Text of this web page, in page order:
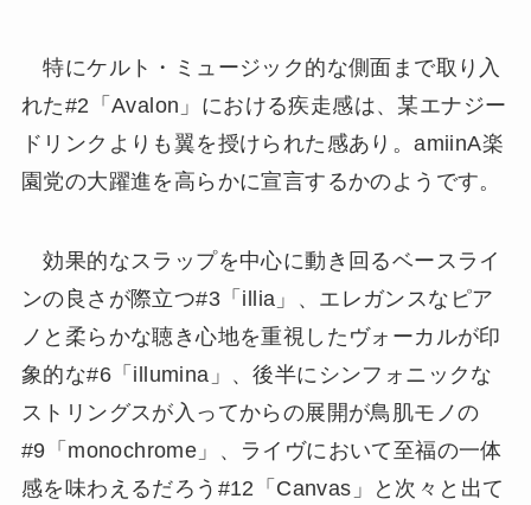
特にケルト・ミュージック的な側面まで取り入
れた#2「Avalon」における疾走感は、某エナジー
ドリンクよりも翼を授けられた感あり。amiinA楽
園党の大躍進を高らかに宣言するかのようです。
効果的なスラップを中心に動き回るベースライ
ンの良さが際立つ#3「illia」、エレガンスなピア
ノと柔らかな聴き心地を重視したヴォーカルが印
象的な#6「illumina」、後半にシンフォニックな
ストリングスが入ってからの展開が鳥肌モノの
#9「monochrome」、ライヴにおいて至福の一体
感を味わえるだろう#12「Canvas」と次々と出て